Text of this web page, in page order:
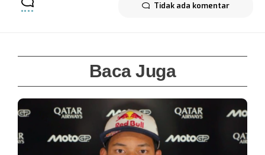
Tidak ada komentar
Baca Juga